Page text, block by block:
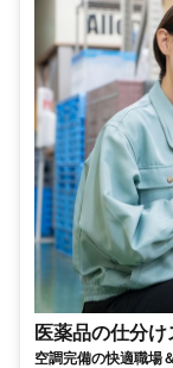
医薬品の仕分
空調完備の快適職場